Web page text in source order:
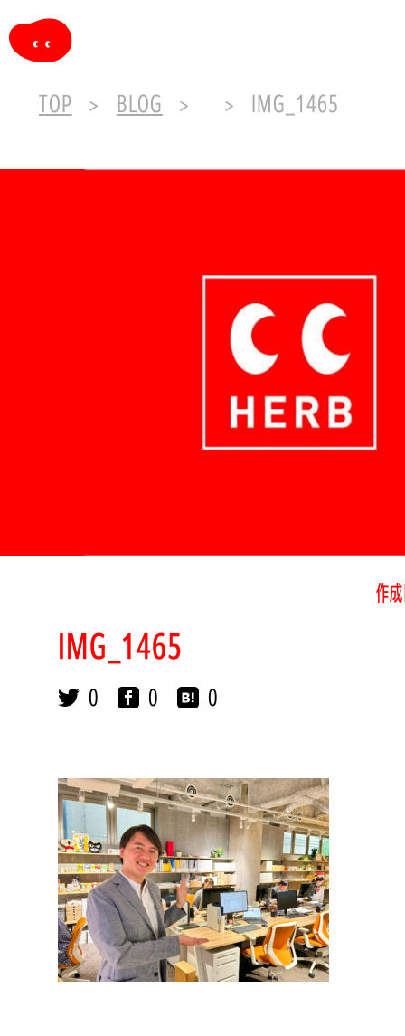
TOP BLOG IMG_1465
作
IMG_1465
0 0 0